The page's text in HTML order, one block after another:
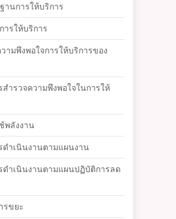
านการให้บริการ
ารให้บริการ
ามพึงพอใจการให้บริการของ
สำรวจความพึงพอใจในการให้
พลังงาน
ดำเนินงานตามแผนงาน
ดำเนินงานตามแผนปฏิบัติการลด
รขยะ